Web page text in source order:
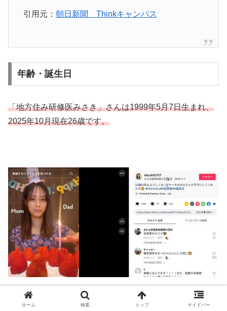
引用元： 朝日新聞 Thinkキャンパス
年齢・誕生日
「地方住み研修医みさき」さんは1999年5月7日生まれ、
2025年10月現在26歳です。
身長・体重
ホーム 検索 トップ サイドバー